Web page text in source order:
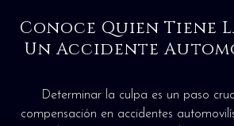
Conoce Quien Tiene
Un Accidente
Determinar la culpa es un paso
compensación en accidentes